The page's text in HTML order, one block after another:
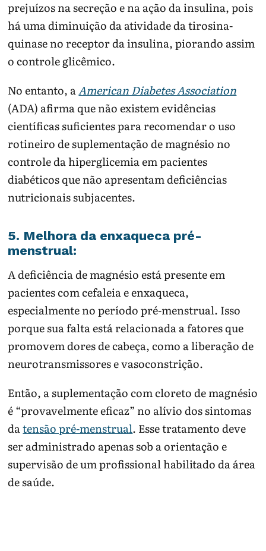
prejuízos na secreção e na ação da insulina, pois
há uma diminuição da atividade da tirosina-
quinase no receptor da insulina, piorando assim
o controle glicêmico.
No entanto, aAmerican Diabetes Association
(ADA) afirma que não existem evidências
científicas suficientes para recomendar o uso
rotineiro de suplementação de magnésio no
controle da hiperglicemia em pacientes
diabéticos que não apresentam deficiências
nutricionais subjacentes.
5. Melhora da enxaqueca pré-
menstrual:
A deficiência de magnésio está presente em
pacientes com cefaleia e enxaqueca,
especialmente no período pré-menstrual. Isso
porque sua falta está relacionada a fatores que
promovem dores de cabeça, como a liberação de
neurotransmissores e vasoconstrição.
Então, a suplementação com cloreto de magnésio
é “provavelmente eficaz” no alívio dos sintomas
datensão pré-menstrual. Esse tratamento deve
ser administrado apenas sob a orientação e
supervisão de um profissional habilitado da área
de saúde.